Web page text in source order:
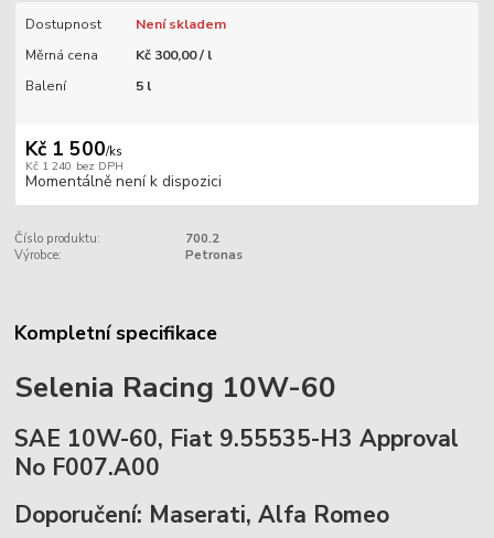
Dostupnost
Není skladem
Měrná cena
Kč 300,00 / l
Balení
5 l
Kč 1 500/ks
Kč 1 240 bez DPH
Momentálně není k dispozici
Číslo produktu:
700.2
Výrobce:
Petronas
Kompletní specifikace
Selenia Racing 10W-60
SAE 10W-60, Fiat 9.55535-H3 Approval
No F007.A00
Doporučení: Maserati, Alfa Romeo